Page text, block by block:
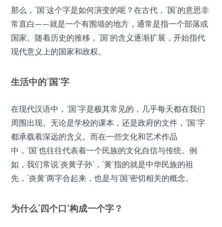
那么，‘国’这个字是如何演变的呢？在古代，‘国’的意思非
常直白——就是一个有围墙的地方，通常是指一个部落或
国家。随着历史的推移，‘国’的含义逐渐扩展，开始指代
现代意义上的国家和政权。
生活中的‘国’字
在现代汉语中，‘国’字是极其常见的，几乎每天都在我们
周围出现。无论是学校的课本，还是政府的文件，‘国’字
都承载着深远的含义。而在一些文化和艺术作品
中，‘国’也往往代表着一个民族的文化自信与传统。例
如，我们常说‘炎黄子孙’，‘黄’指的就是中华民族的祖
先，‘炎黄’两字合起来，也是与‘国’密切相关的概念。
为什么‘四个口’构成一个字？